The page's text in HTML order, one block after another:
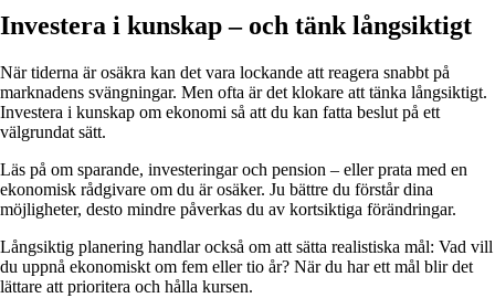
Investera i kunskap – och tänk långsiktigt
När tiderna är osäkra kan det vara lockande att reagera snabbt på
marknadens svängningar. Men ofta är det klokare att tänka långsiktigt.
Investera i kunskap om ekonomi så att du kan fatta beslut på ett
välgrundat sätt.
Läs på om sparande, investeringar och pension – eller prata med en
ekonomisk rådgivare om du är osäker. Ju bättre du förstår dina
möjligheter, desto mindre påverkas du av kortsiktiga förändringar.
Långsiktig planering handlar också om att sätta realistiska mål: Vad vill
du uppnå ekonomiskt om fem eller tio år? När du har ett mål blir det
lättare att prioritera och hålla kursen.